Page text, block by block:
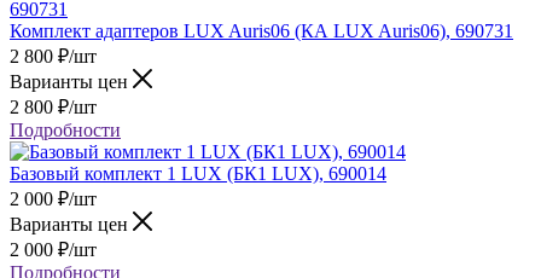
Комплект адаптеров LUX Auris06 (КА LUX Auris06), 690731
2 800 ₽/шт
Варианты цен
2 800 ₽/шт
Подробности
Базовый комплект 1 LUX (БК1 LUX), 690014
2 000 ₽/шт
Варианты цен
2 000 ₽/шт
Подробности